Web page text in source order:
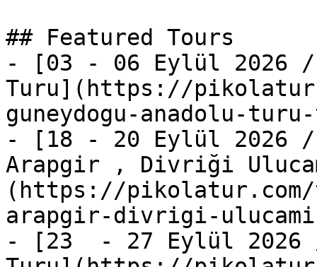
## Featured Tours
- [03 - 06 Eylül 2026 /
Turu](https://
guneydogu-anadolu-
- [18 - 20 Eylül 2026 /
Arapgir , Divriği
(https://pikolatur.com/
arapgir-divrigi-
- [23  - 27 Eylül 2026 /